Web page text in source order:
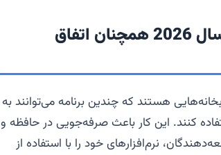
خطاهای DLL چیست و چرا در سال 2026 همچنان اتفاق
هستند که چندین برنامه می‌توانند به
کنند. این کار باعث صرفه‌جویی در حافظه و
نرم‌افزارهای خود را با استفاده از